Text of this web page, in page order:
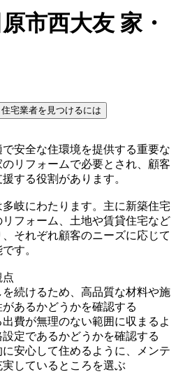
市西大友 家・
宅業者を見つけるには
安全な住環境を提供する重要な
リフォームで必要とされ、顧客
する役割があります。
岐にわたります。主に新築住宅
フォーム、土地や賃貸住宅など
それぞれ顧客のニーズに応じて
す。
点
続けるため、高品質な材料や施
あるかどうかを確認する
費が無理のない範囲に収まるよ
定であるかどうかを確認する
安心して住めるように、メンテ
しているところを選ぶ